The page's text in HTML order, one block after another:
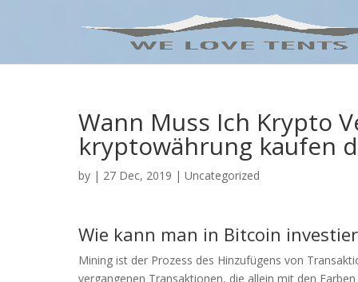
Wann Muss Ich Krypto
kryptowährung kaufen
by | 27 Dec, 2019 | Uncategorized
Wie kann man in Bitcoin
Mining ist der Prozess des Hinzufügens von
vergangenen Transaktionen, die allein mit den